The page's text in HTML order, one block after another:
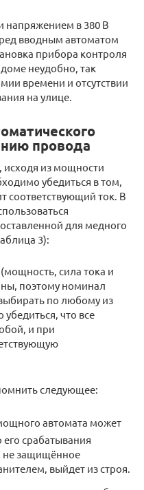
напряжением в 380 В
вводным автоматом
прибора контроля
неудобно, так
времени и отсутствии
на улице.
провода
из мощности
убедиться в том,
соответствующий ток. В
для медного
3):
сила тока и
поэтому номинал
по любому из
что все
и при
следующее:
автомата может
его срабатывания
не защищённое
выйдет из строя.